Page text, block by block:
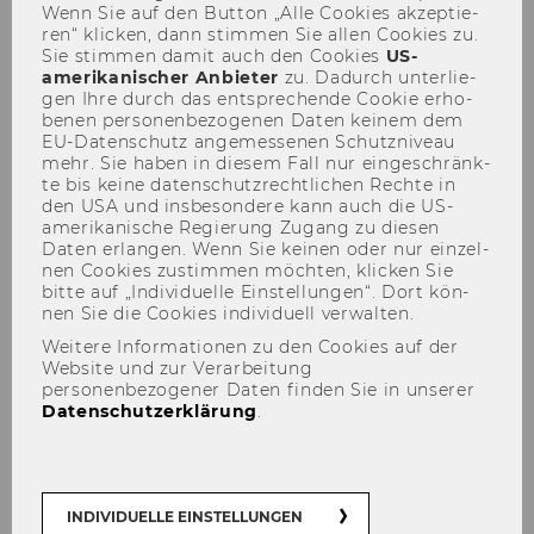
Winter Term 2023/24
Englisch verfügbar.
page by pressing Ctrl+F5]
Wenn Sie auf den But­ton „Alle Coo­kies ak­zep­tie­
ren“ kli­cken, dann stim­men Sie allen Coo­kies zu.
Sie stim­men damit auch den Coo­kies US-​
amerikanischer An­bie­ter zu. Da­durch un­ter­lie­
gen Ihre durch das ent­spre­chen­de Coo­kie er­ho­
be­nen per­so­nen­be­zo­ge­nen Daten kei­nem dem
EU-​Datenschutz an­ge­mes­se­nen Schutz­ni­veau
mehr. Sie haben in die­sem Fall nur ein­ge­schränk­
te bis keine da­ten­schutz­recht­li­chen Rech­te in
den USA und ins­be­son­de­re kann auch die US-​
amerikanische Re­gie­rung Zu­gang zu die­sen
Daten er­lan­gen. Wenn Sie kei­nen oder nur ein­zel­
nen Coo­kies zu­stim­men möch­ten, kli­cken Sie
bitte auf „In­di­vi­du­el­le Ein­stel­lun­gen“. Dort kön­
nen Sie die Coo­kies in­di­vi­du­ell ver­wal­ten.
Weitere Informationen zu den Cookies auf der
Website und zur Verarbeitung
personenbezogener Daten finden Sie in unserer
Datenschutzerklärung
INDIVIDUELLE EINSTELLUNGEN